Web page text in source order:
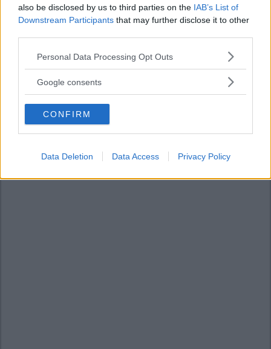
also be disclosed by us to third parties on the IAB’s List of
Downstream Participants that may further disclose it to other
Please note that this website/app uses one or more Google
not limited to your visit or usage behaviour. You may click to
use your data for below specified purposes in below Google
consent section.
Personal Data Processing Opt Outs
Google consents
CONFIRM
Data Deletion Data Access Privacy Policy